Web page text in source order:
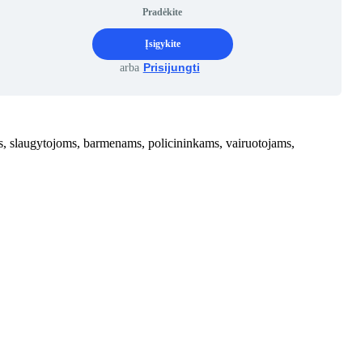
Pradėkite
Įsigykite
arba Prisijungti
slaugytojoms, barmenams, policininkams, vairuotojams,